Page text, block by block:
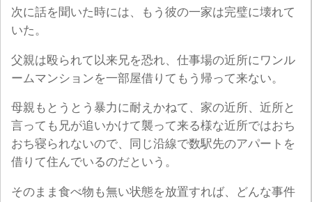
次に話を聞いた時には、もう彼の一家は完璧に壊れて
いた。
父親は殴られて以来兄を恐れ、仕事場の近所にワンル
ームマンションを一部屋借りてもう帰って来ない。
母親もとうとう暴力に耐えかねて、家の近所、近所と
言っても兄が追いかけて襲って来る様な近所ではおち
おち寝られないので、同じ沿線で数駅先のアパートを
借りて住んでいるのだという。
そのまま食べ物も無い状態を放置すれば、どんな事件